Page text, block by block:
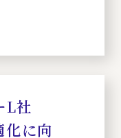
L社
に向